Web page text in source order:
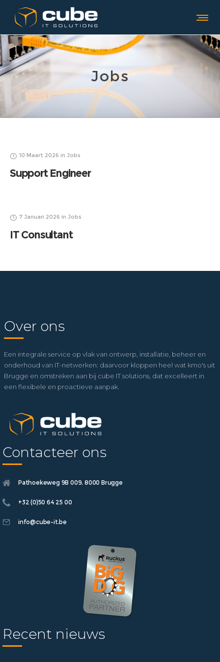
Jobs
10 Maart 2026 in Jobs
Support Engineer
7 Januari 2026 in Jobs
IT Consultant
Over ons
Een integrale service op vlak van ontwerp, installatie, beheer en
onderhoud van IT-netwerken: daarvoor kloppen heel wat kmo's uit
Brugge en omstreken aan bij cube IT solutions, dat excelleert in
een flexibele en proactieve aanpak.
Contacteer ons
Pathoekeweg 9B 009, 8000 Brugge
+32 (0)50 64 25 00
info@cube-it.be
Recent nieuws